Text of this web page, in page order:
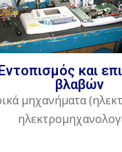
και
βλαβών
μηχανήματα